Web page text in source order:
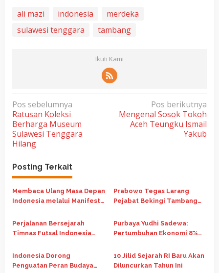
ali mazi indonesia
merdeka
sulawesi tenggara
tambang
Ikuti Kami
N
a
v
i
a
s
i
o
Pos sebelumnya
Ratusan Koleksi
Berharga Museum
Sulawesi Tenggara
Hilang
Pos berikutnya
Mengenal Sosok Tokoh
Aceh Teungku Ismail
Yakub
Posting Terkait
Membaca Ulang Masa Depan
Indonesia melalui Manifesto
Prabowo Tegas Larang
Pejabat Bekingi Tambang
Perjalanan Bersejarah
Timnas Futsal Indonesia
Futsal 2026
Purbaya Yudhi Sadewa:
Pertumbuhan Ekonomi 8%
Kelas Jadi Negara Maju
Indonesia Dorong
Penguatan Peran Budaya
10 Jilid Sejarah RI Baru Akan
Diluncurkan Tahun Ini